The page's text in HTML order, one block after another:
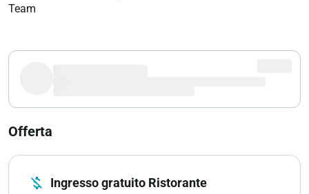
Team
Offerta
money_off Ingresso gratuito Ristorante